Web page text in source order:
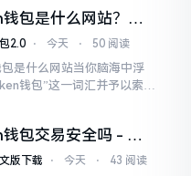
看时包是什么网站？一
这玩意
2.0 ⋅ 今天 ⋅ 50 阅读
是什么网站当你脑海中浮
钱包”这一词汇并予以索求
错愕包交易安全吗 - 老
些心里话
版下载 ⋅ 今天 ⋅ 43 阅读